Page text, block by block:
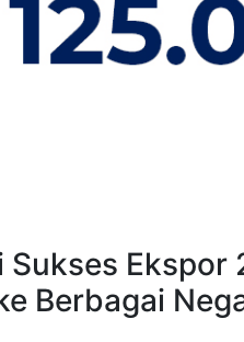
Sukses Ekspor
Berbagai